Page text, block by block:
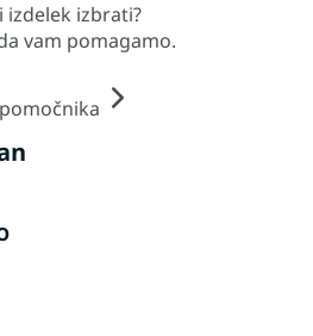
izbrati?
vam pomagamo.